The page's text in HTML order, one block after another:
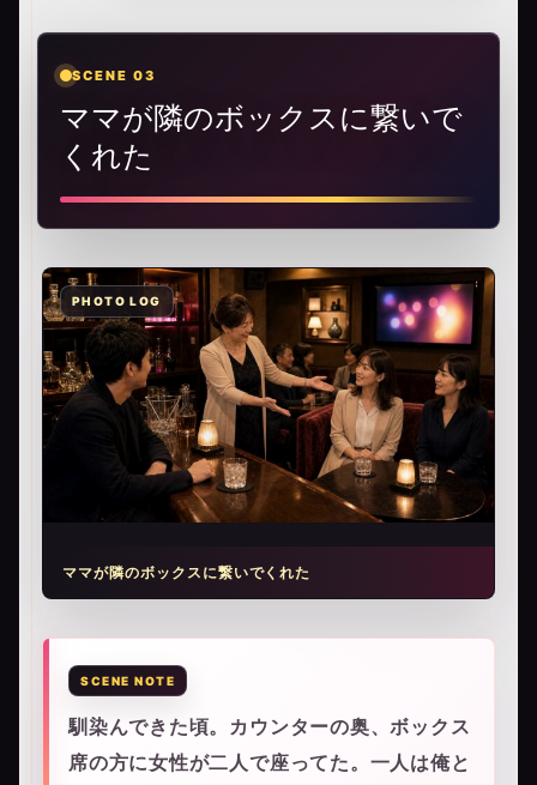
SCENE 03
ママが隣のボックスに繋いで
くれた
ママが隣のボックスに繋いでくれた
馴染んできた頃。カウンターの奥、ボックス
席の方に女性が二人で座ってた。一人は俺と